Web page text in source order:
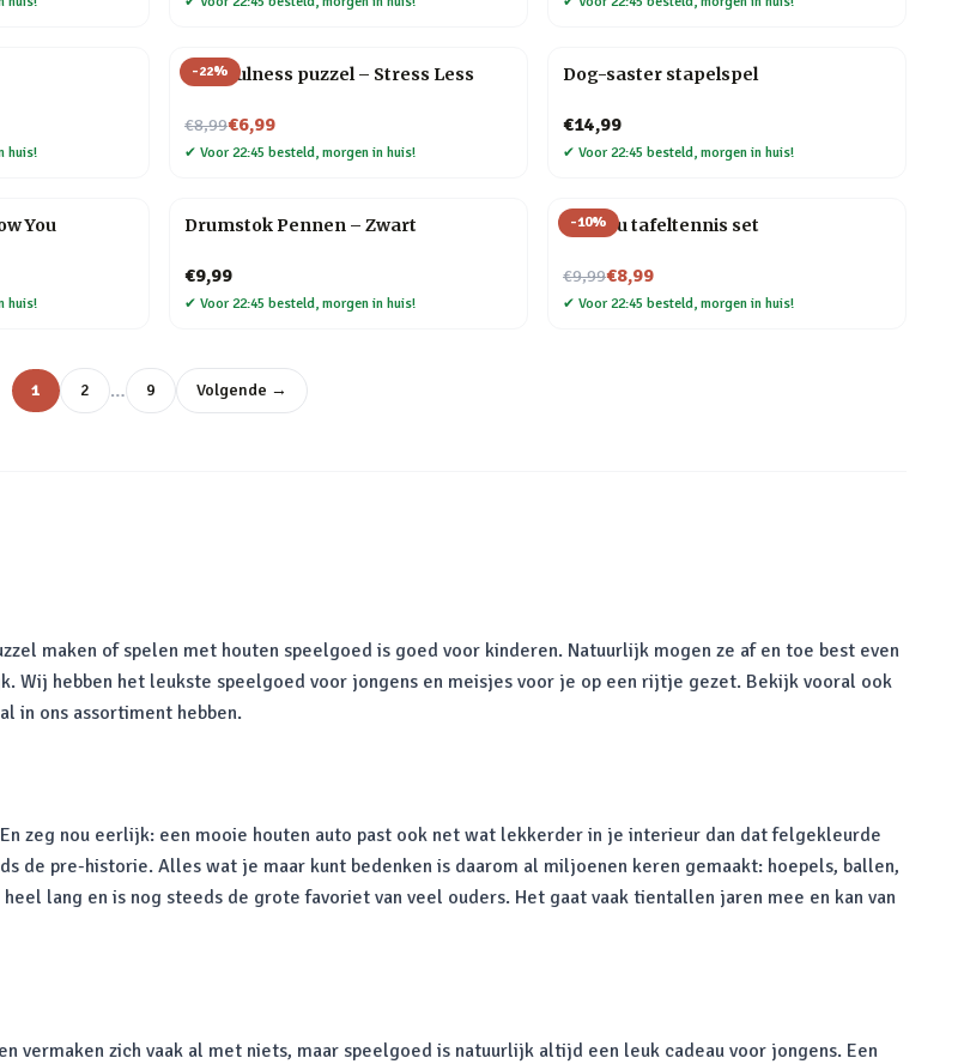
huis!
-22%
Mindfulness puzzel – Stress Less
€8,99
Nu voor€6,99
✔ Voor 22:45 besteld, morgen in huis!
Dog-saster stapelspel
€14,99
✔ Voor 22:45 besteld, morgen in huis!
You
huis!
Drumstok Pennen – Zwart
€9,99
✔ Voor 22:45 besteld, morgen in huis!
-10%
Bureau tafeltennis set
€9,99
Nu voor€8,99
✔ Voor 22:45 besteld, morgen in huis!
1 2 … 9 Volgende →
maken of spelen met houten speelgoed is goed voor kinderen. Natuurlijk mogen ze af en toe best even
Wij hebben het leukste speelgoed voor jongens en meisjes voor je op een rijtje gezet. Bekijk vooral ook
in ons assortiment hebben.
zeg nou eerlijk: een mooie houten auto past ook net wat lekkerder in je interieur dan dat felgekleurde
de pre-historie. Alles wat je maar kunt bedenken is daarom al miljoenen keren gemaakt: hoepels, ballen,
lang en is nog steeds de grote favoriet van veel ouders. Het gaat vaak tientallen jaren mee en kan van
vermaken zich vaak al met niets, maar speelgoed is natuurlijk altijd een leuk cadeau voor jongens. Een